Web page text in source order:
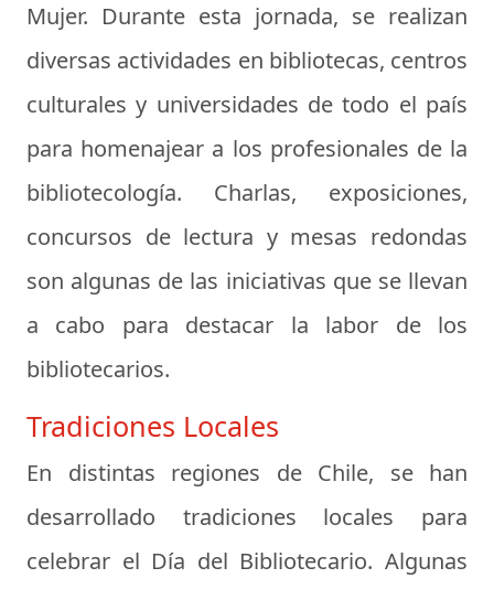
Mujer. Durante esta jornada, se realizan
diversas actividades en bibliotecas, centros
culturales y universidades de todo el país
para homenajear a los profesionales de la
bibliotecología. Charlas, exposiciones,
concursos de lectura y mesas redondas
son algunas de las iniciativas que se llevan
a cabo para destacar la labor de los
bibliotecarios.
Tradiciones Locales
En distintas regiones de Chile, se han
desarrollado tradiciones locales para
celebrar el Día del Bibliotecario. Algunas